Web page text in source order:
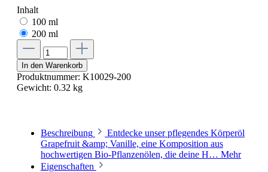
Inhalt
100 ml
200 ml
In den Warenkorb
Produktnummer: K10029-200
Gewicht: 0.32 kg
Beschreibung
Entdecke unser pflegendes Körperöl
Grapefruit &amp; Vanille, eine Komposition aus
hochwertigen Bio-Pflanzenölen, die deine H… Mehr
Eigenschaften